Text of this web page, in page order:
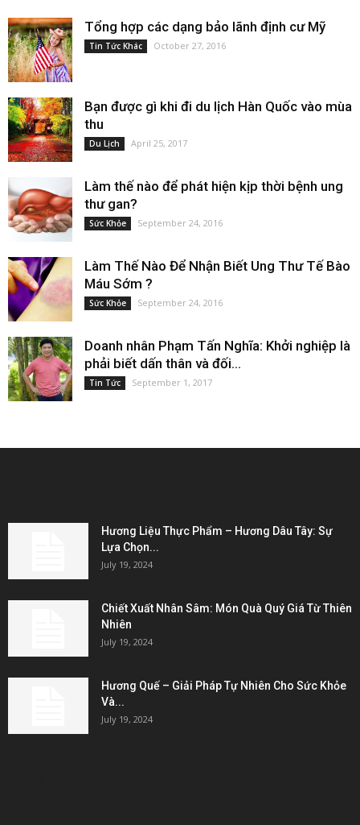
Tổng hợp các dạng bảo lãnh định cư Mỹ
Tin Tức Khác October 27, 2016
Bạn được gì khi đi du lịch Hàn Quốc vào mùa
thu
Du Lịch April 25, 2017
Làm thế nào để phát hiện kịp thời bệnh ung
thư gan?
Sức Khỏe September 24, 2016
Làm Thế Nào Để Nhận Biết Ung Thư Tế Bào
Máu Sớm ?
Sức Khỏe September 24, 2016
Doanh nhân Phạm Tấn Nghĩa: Khởi nghiệp là
phải biết dấn thân và đối...
Tin Tức September 1, 2017
Hương Liệu Thực Phẩm – Hương Dâu Tây: Sự
Lựa Chọn...
July 19, 2024
Chiết Xuất Nhân Sâm: Món Quà Quý Giá Từ Thiên
Nhiên
July 19, 2024
Hương Quế – Giải Pháp Tự Nhiên Cho Sức Khỏe
Và...
July 19, 2024